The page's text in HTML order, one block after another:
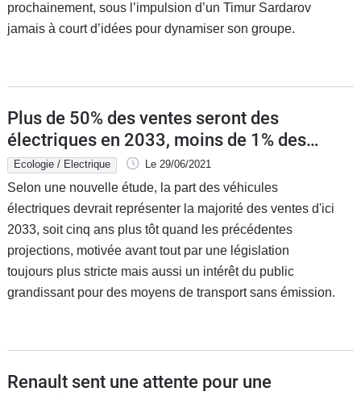
prochainement, sous l’impulsion d’un Timur Sardarov
jamais à court d’idées pour dynamiser son groupe.
Plus de 50% des ventes seront des
électriques en 2033, moins de 1% des
thermiques en 2045
Ecologie / Electrique Le 29/06/2021
Selon une nouvelle étude, la part des véhicules
électriques devrait représenter la majorité des ventes d'ici
2033, soit cinq ans plus tôt quand les précédentes
projections, motivée avant tout par une législation
toujours plus stricte mais aussi un intérêt du public
grandissant pour des moyens de transport sans émission.
Renault sent une attente pour une